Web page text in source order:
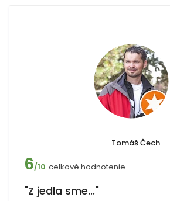
Tomáš Čech
6/10 celkové hodnotenie
"Z jedla sme..."